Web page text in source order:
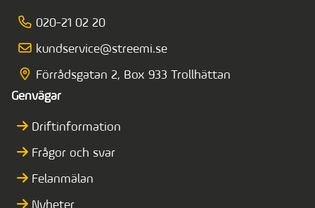
020-21 02 20
kundservice@streemi.se
Förrådsgatan 2, Box 933 Trollhättan
Genvägar
Driftinformation
Frågor och svar
Felanmälan